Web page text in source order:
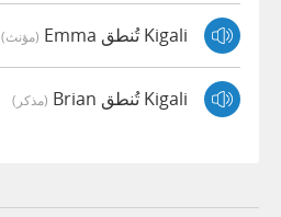
Kigali تُنطق Emma (مؤنث)
Kigali تُنطق Brian (مذكر)